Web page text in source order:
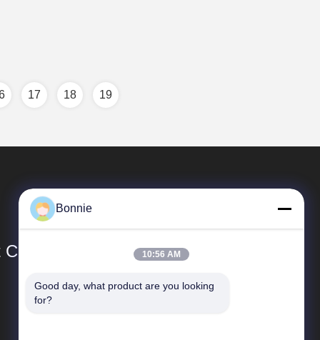
17 18 19
Ltd.
Liens Rapides
Bonnie
10:56 AM
Good day, what product are you looking
for?